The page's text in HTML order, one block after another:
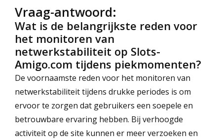
Vraag-antwoord:
Wat is de belangrijkste reden voor
het monitoren van
netwerkstabiliteit op Slots-
Amigo.com tijdens piekmomenten?
De voornaamste reden voor het monitoren van
netwerkstabiliteit tijdens drukke periodes is om
ervoor te zorgen dat gebruikers een soepele en
betrouwbare ervaring hebben. Bij verhoogde
activiteit op de site kunnen er meer verzoeken en